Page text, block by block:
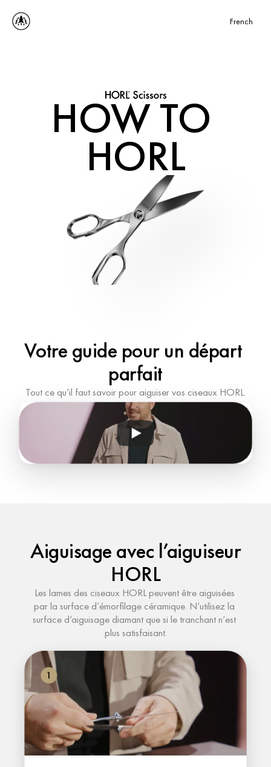
French
HOW TO
HORL
Votre guide pour un départ
parfait
Tout ce qu’il faut savoir pour aiguiser vos ciseaux HORL.
Aiguisage avec l’aiguiseur
HORL
Les lames des ciseaux HORL peuvent être aiguisées
par la surface d’émorfilage céramique. N’utilisez la
surface d’aiguisage diamant que si le tranchant n’est
plus satisfaisant.
1